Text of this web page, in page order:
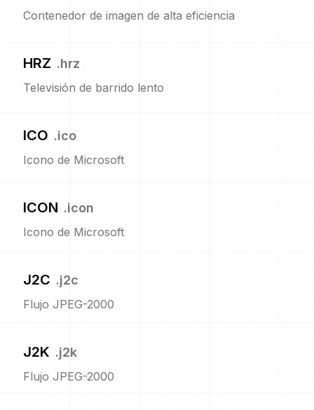
Contenedor de imagen de alta eficiencia
HRZ .hrz
Televisión de barrido lento
ICO .ico
Icono de Microsoft
ICON .icon
Icono de Microsoft
J2C .j2c
Flujo JPEG-2000
J2K .j2k
Flujo JPEG-2000